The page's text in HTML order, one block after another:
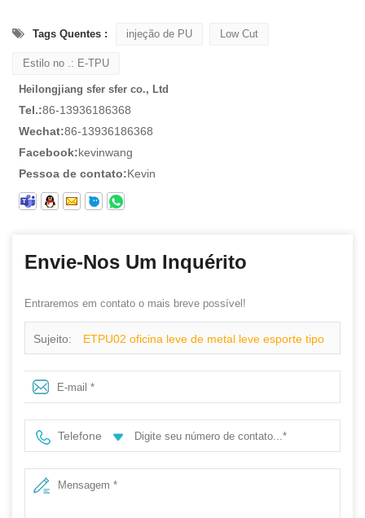
Tags Quentes : injeção de PU Low Cut
Estilo no .: E-TPU
Heilongjiang sfer sfer co., Ltd
Tel.:86-13936186368
Wechat:86-13936186368
Facebook:kevinwang
Pessoa de contato:Kevin
Envie-Nos Um Inquérito
Entraremos em contato o mais breve possível!
Sujeito: ETPU02 oficina leve de metal leve esporte tipo
sapatos de segurança homens
Telefone